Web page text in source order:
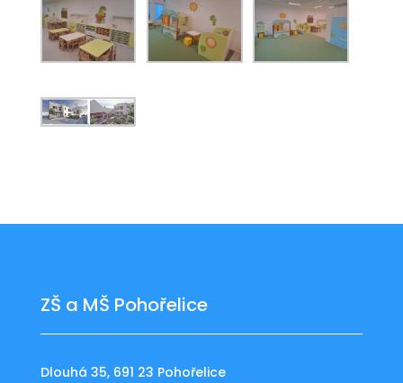
ZŠ a MŠ Pohořelice
Dlouhá 35, 691 23 Pohořelice